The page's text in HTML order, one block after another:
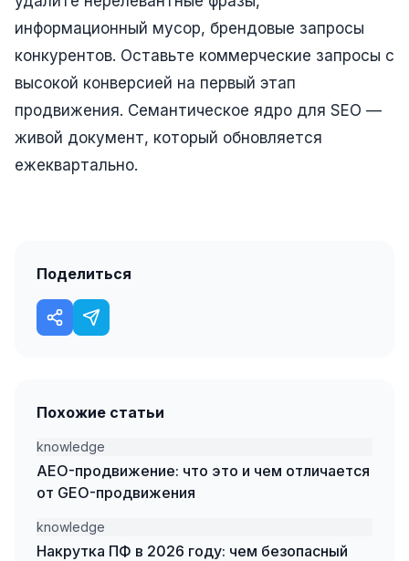
Одноклассники
TikTok
EMAIL-МАРКЕТИНГ
Почтовые рассылки
Сегментация базы
Персонализация
SEO-тексты
Контент для соцсетей
Статьи и блоги
Техническая документация
информационный мусор, брендовые запросы
конкурентов. Оставьте коммерческие запросы с
высокой конверсией на первый этап
продвижения. Семантическое ядро для SEO —
живой документ, который обновляется
ежеквартально.
Поделиться
Похожие статьи
knowledge
AEO-продвижение: что это и чем отличается
от GEO-продвижения
knowledge
Накрутка ПФ в 2026 году: чем безопасный